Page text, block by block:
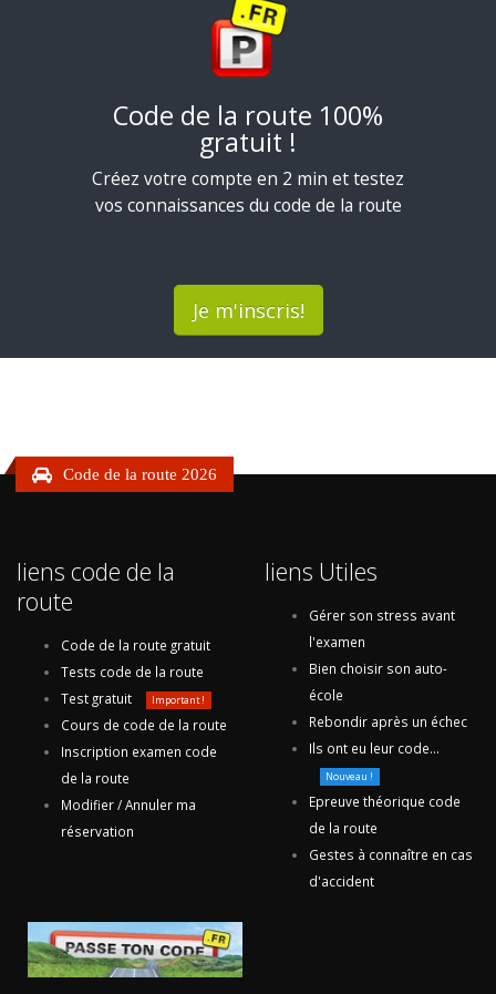
Code de la route 100%
gratuit !
Créez votre compte en 2 min et testez
vos connaissances du code de la route
Je m'inscris!
Code de la route 2026
liens code de la
route
Code de la route gratuit
Tests code de la route
Test gratuit
Important !
Cours de code de la route
Inscription examen code
de la route
Modifier / Annuler ma
réservation
liens Utiles
Gérer son stress avant
l'examen
Bien choisir son auto-
école
Rebondir après un échec
Ils ont eu leur code...
Nouveau !
Epreuve théorique code
de la route
Gestes à connaître en cas
d'accident